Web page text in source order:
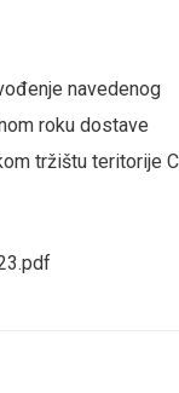
navedenog
roku dostave
tržištu teritorije